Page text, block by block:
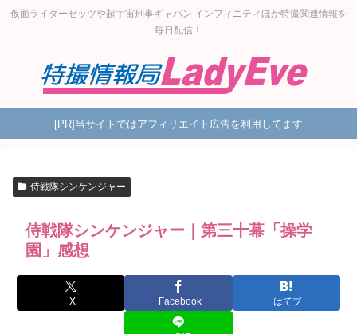
仮面ライダーゼッツや超宇宙刑事ギャバン インフィニティほか特撮関連情報を
毎日配信！
[PR]当サイトではアフィリエイト広告を利用してます
侍戦隊シンケンジャー
侍戦隊シンケンジャー｜第三十幕「操学
園」感想
X Facebook はてブ